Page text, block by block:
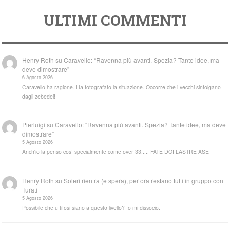
ULTIMI COMMENTI
Henry Roth suCaravello: “Ravenna più avanti. Spezia? Tante idee, ma
deve dimostrare”
6 Agosto 2026
Caravello ha ragione. Ha fotografato la situazione. Occorre che i vecchi sintolgano
dagli zebedei!
Pierluigi suCaravello: “Ravenna più avanti. Spezia? Tante idee, ma deve
dimostrare”
5 Agosto 2026
Anch'io la penso così specialmente come over 33..... FATE DOI LASTRE ASE
Henry Roth suSoleri rientra (e spera), per ora restano tutti in gruppo con
Turati
5 Agosto 2026
Possibile che u tifosi siano a questo livello? Io mi dissocio.